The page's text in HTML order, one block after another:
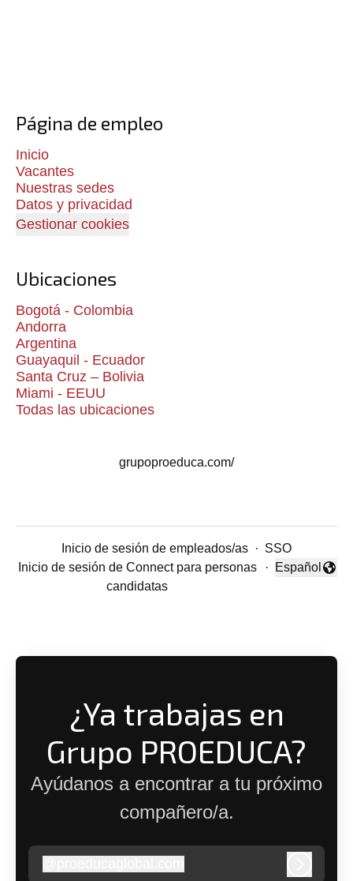
Página de empleo
Inicio
Vacantes
Nuestras sedes
Datos y privacidad
Gestionar cookies
Ubicaciones
Bogotá - Colombia
Andorra
Argentina
Guayaquil - Ecuador
Santa Cruz – Bolivia
Miami - EEUU
Todas las ubicaciones
grupoproeduca.com/
Inicio de sesión de empleados/as · SSO
Inicio de sesión de Connect para personas
candidatas
·
Cambiar
Español
¿Ya trabajas en
Grupo PROEDUCA?
Ayúdanos a encontrar a tu próximo
compañero/a.
proeducaglobal.com